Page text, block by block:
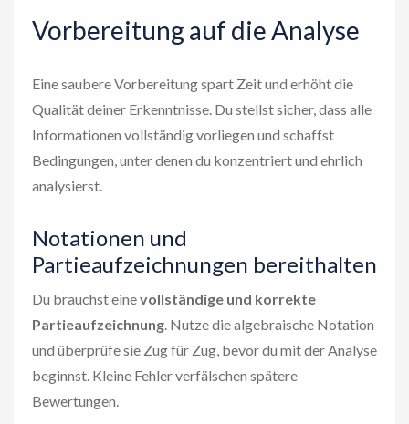
Vorbereitung auf die Analyse
Eine saubere Vorbereitung spart Zeit und erhöht die
Qualität deiner Erkenntnisse. Du stellst sicher, dass alle
Informationen vollständig vorliegen und schaffst
Bedingungen, unter denen du konzentriert und ehrlich
analysierst.
Notationen und
Partieaufzeichnungen bereithalten
Du brauchst einevollständige und korrekte
Partieaufzeichnung. Nutze die algebraische Notation
und überprüfe sie Zug für Zug, bevor du mit der Analyse
beginnst. Kleine Fehler verfälschen spätere
Bewertungen.